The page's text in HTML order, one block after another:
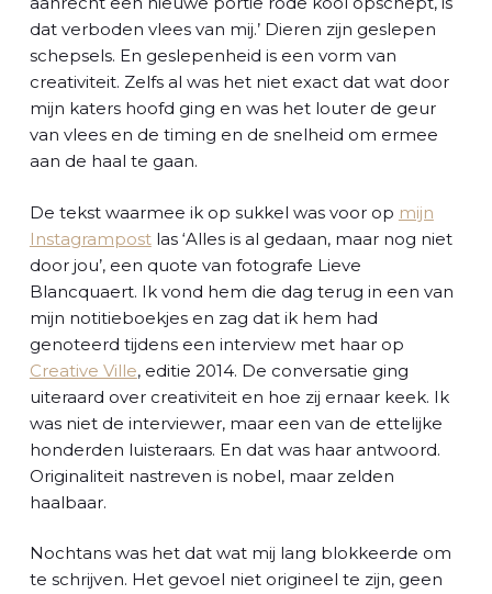
dat verboden vlees van mij.’ Dieren zijn geslepen
schepsels. En geslepenheid is een vorm van
creativiteit. Zelfs al was het niet exact dat wat door
mijn katers hoofd ging en was het louter de geur
van vlees en de timing en de snelheid om ermee
aan de haal te gaan.
De tekst waarmee ik op sukkel was voor op mijn
Instagrampostlas ‘Alles is al gedaan, maar nog niet
door jou’, een quote van fotografe Lieve
Blancquaert. Ik vond hem die dag terug in een van
mijn notitieboekjes en zag dat ik hem had
genoteerd tijdens een interview met haar op
Creative Ville, editie 2014. De conversatie ging
uiteraard over creativiteit en hoe zij ernaar keek. Ik
was niet de interviewer, maar een van de ettelijke
honderden luisteraars. En dat was haar antwoord.
Originaliteit nastreven is nobel, maar zelden
haalbaar.
Nochtans was het dat wat mij lang blokkeerde om
te schrijven. Het gevoel niet origineel te zijn, geen